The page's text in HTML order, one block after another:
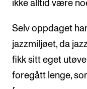
ikke alltid være
Selv oppdaget
jazzmiljøet, da
fikk sitt eget
foregått lenge,